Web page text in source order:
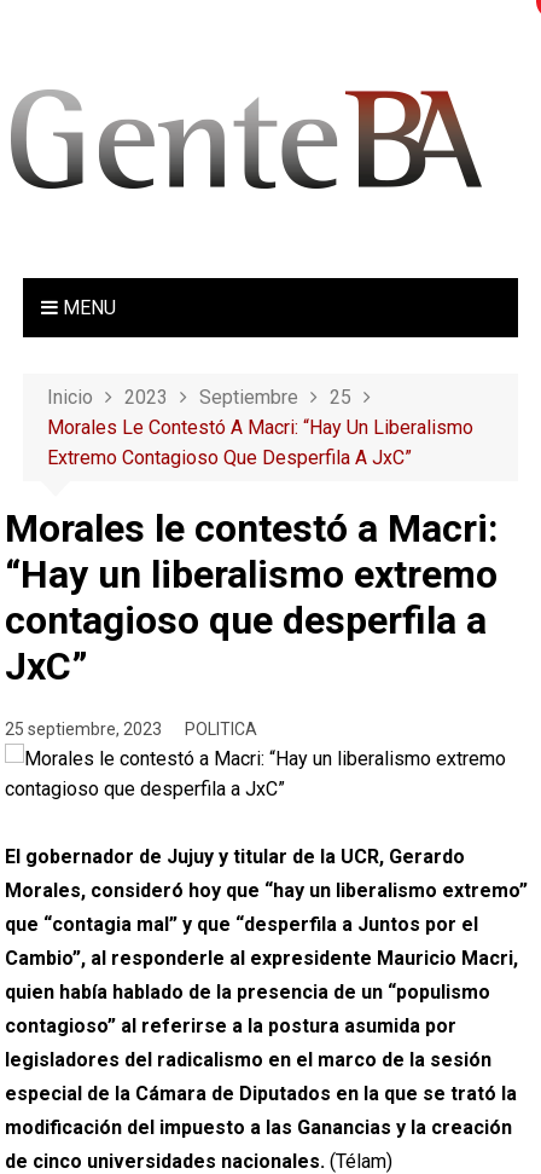
MENU
Inicio 2023 Septiembre
25
Morales Le Contestó A Macri: “Hay Un Liberalismo
Extremo Contagioso Que Desperfila A JxC”
Morales le contestó a Macri:
“Hay un liberalismo extremo
contagioso que desperfila a
JxC”
25 septiembre, 2023 POLITICA
El gobernador de Jujuy y titular de la UCR, Gerardo
Morales, consideró hoy que “hay un liberalismo extremo”
que “contagia mal” y que “desperfila a Juntos por el
Cambio”, al responderle al expresidente Mauricio Macri,
quien había hablado de la presencia de un “populismo
contagioso” al referirse a la postura asumida por
legisladores del radicalismo en el marco de la sesión
especial de la Cámara de Diputados en la que se trató la
modificación del impuesto a las Ganancias y la creación
de cinco universidades nacionales.(Télam)